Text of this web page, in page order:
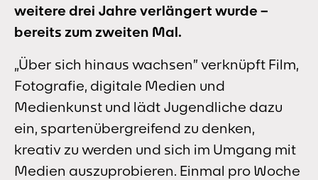
weitere drei Jahre verlängert wurde –
bereits zum zweiten Mal.
„Über sich hinaus wachsen” verknüpft Film,
Fotografie, digitale Medien und
Medienkunst und lädt Jugendliche dazu
ein, spartenübergreifend zu denken,
kreativ zu werden und sich im Umgang mit
Medien auszuprobieren. Einmal pro Woche